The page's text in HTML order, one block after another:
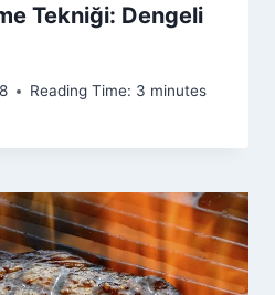
Tekniği: Dengeli
Reading Time: 3 minutes